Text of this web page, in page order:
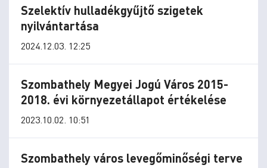
Szelektív hulladékgyűjtő szigetek
nyilvántartása
2024.12.03. 12:25
Szombathely Megyei Jogú Város 2015-
2018. évi környezetállapot értékelése
2023.10.02. 10:51
Szombathely város levegőminőségi terve